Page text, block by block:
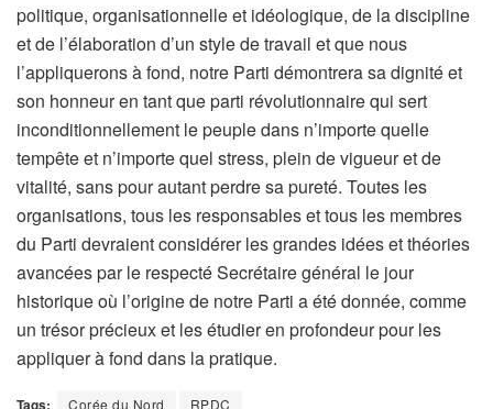
politique, organisationnelle et idéologique, de la discipline
et de l’élaboration d’un style de travail et que nous
l’appliquerons à fond, notre Parti démontrera sa dignité et
son honneur en tant que parti révolutionnaire qui sert
inconditionnellement le peuple dans n’importe quelle
tempête et n’importe quel stress, plein de vigueur et de
vitalité, sans pour autant perdre sa pureté. Toutes les
organisations, tous les responsables et tous les membres
du Parti devraient considérer les grandes idées et théories
avancées par le respecté Secrétaire général le jour
historique où l’origine de notre Parti a été donnée, comme
un trésor précieux et les étudier en profondeur pour les
appliquer à fond dans la pratique.
Tags: Corée du Nord RPDC